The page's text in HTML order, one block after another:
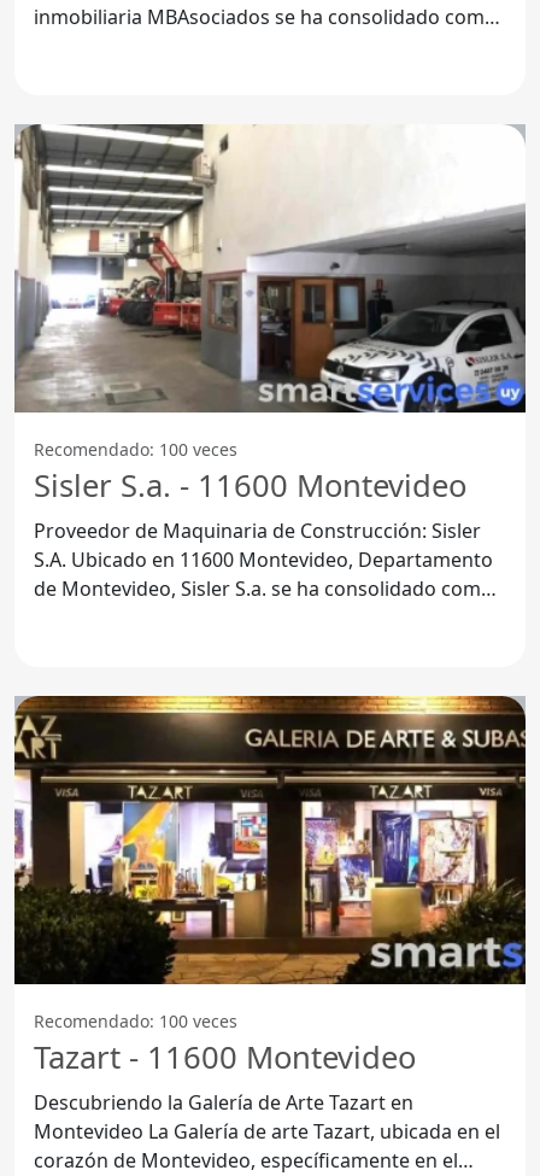
inmobiliaria MBAsociados se ha consolidado como
Recomendado: 100 veces
Sisler S.a. - 11600 Montevideo
Proveedor de Maquinaria de Construcción: Sisler
S.A. Ubicado en 11600 Montevideo, Departamento
de Montevideo, Sisler S.a. se ha consolidado como
Recomendado: 100 veces
Tazart - 11600 Montevideo
Descubriendo la Galería de Arte Tazart en
Montevideo La Galería de arte Tazart, ubicada en el
corazón de Montevideo, específicamente en el